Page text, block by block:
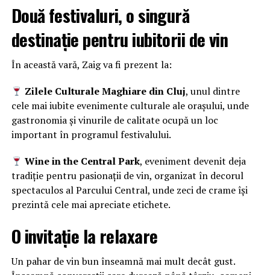
Două festivaluri, o singură
destinație pentru iubitorii de vin
În această vară, Zaig va fi prezent la:
Zilele Culturale Maghiare din Cluj, unul dintre
cele mai iubite evenimente culturale ale orașului, unde
gastronomia și vinurile de calitate ocupă un loc
important în programul festivalului.
Wine in the Central Park, eveniment devenit deja
tradiție pentru pasionații de vin, organizat în decorul
spectaculos al Parcului Central, unde zeci de crame își
prezintă cele mai apreciate etichete.
O invitație la relaxare
Un pahar de vin bun înseamnă mai mult decât gust.